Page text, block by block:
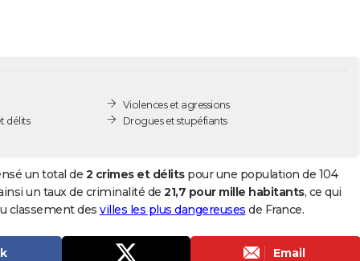
délits
Violences et agressions
Drogues et stupéfiants
un total de 2 crimes et délitspour une population de 104
un taux de criminalité de 21,7 pour mille habitants, ce qui
classement des villes les plus dangereuses de France.
Email